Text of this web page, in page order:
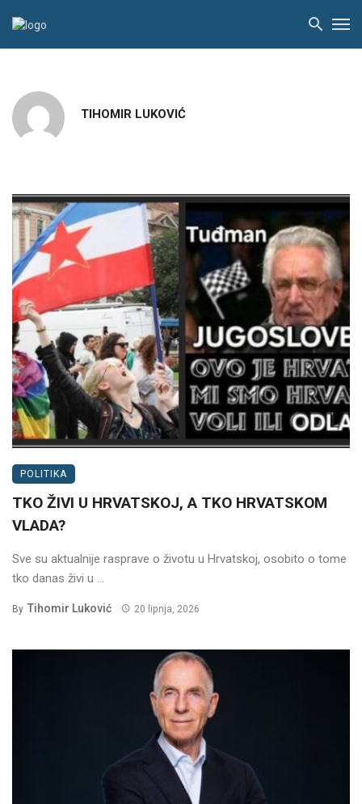
TIHOMIR LUKOVIĆ
POLITIKA
TKO ŽIVI U HRVATSKOJ, A TKO HRVATSKOM
VLADA?
Sve su aktualnije rasprave o životu u Hrvatskoj, osobito o tome
tko danas živi u ...
By Tihomir Luković 20 lipnja, 2026